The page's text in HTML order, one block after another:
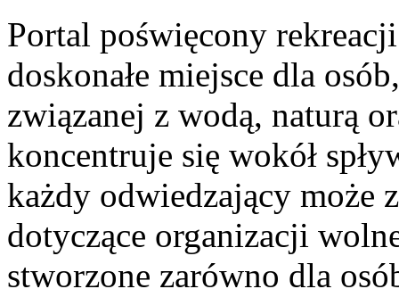
Portal poświęcony
doskonałe miejsce dla
związanej z wodą, naturą
koncentruje się wokół
każdy odwiedzający może
dotyczące organizacji
stworzone zarówno dla